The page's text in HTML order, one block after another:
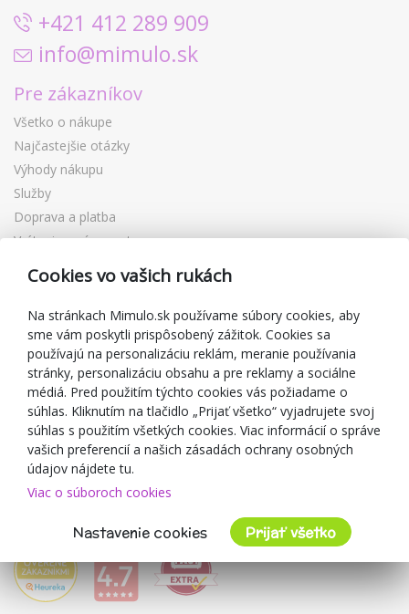
+421 412 289 909
info@mimulo.sk
Pre zákazníkov
Všetko o nákupe
Najčastejšie otázky
Výhody nákupu
Služby
Doprava a platba
Vrátenie a výmena tovaru
Darčekové poukážky
Zľavové kupóny
Blog
O predajcovi
Mimulo.sk
Obchodné podmienky
Ochrana osobných údajov GDPR
Kontakty
Spolupracujeme
Cookies vo vašich rukách
Na stránkach Mimulo.sk používame súbory cookies, aby
sme vám poskytli prispôsobený zážitok. Cookies sa
používajú na personalizáciu reklám, meranie používania
stránky, personalizáciu obsahu a pre reklamy a sociálne
médiá. Pred použitím týchto cookies vás požiadame o
súhlas. Kliknutím na tlačidlo „Prijať všetko“ vyjadrujete svoj
súhlas s použitím všetkých cookies. Viac informácií o správe
vašich preferencií a našich zásadách ochrany osobných
údajov nájdete tu.
Viac o súboroch cookies
Nastavenie cookies Prijať všetko